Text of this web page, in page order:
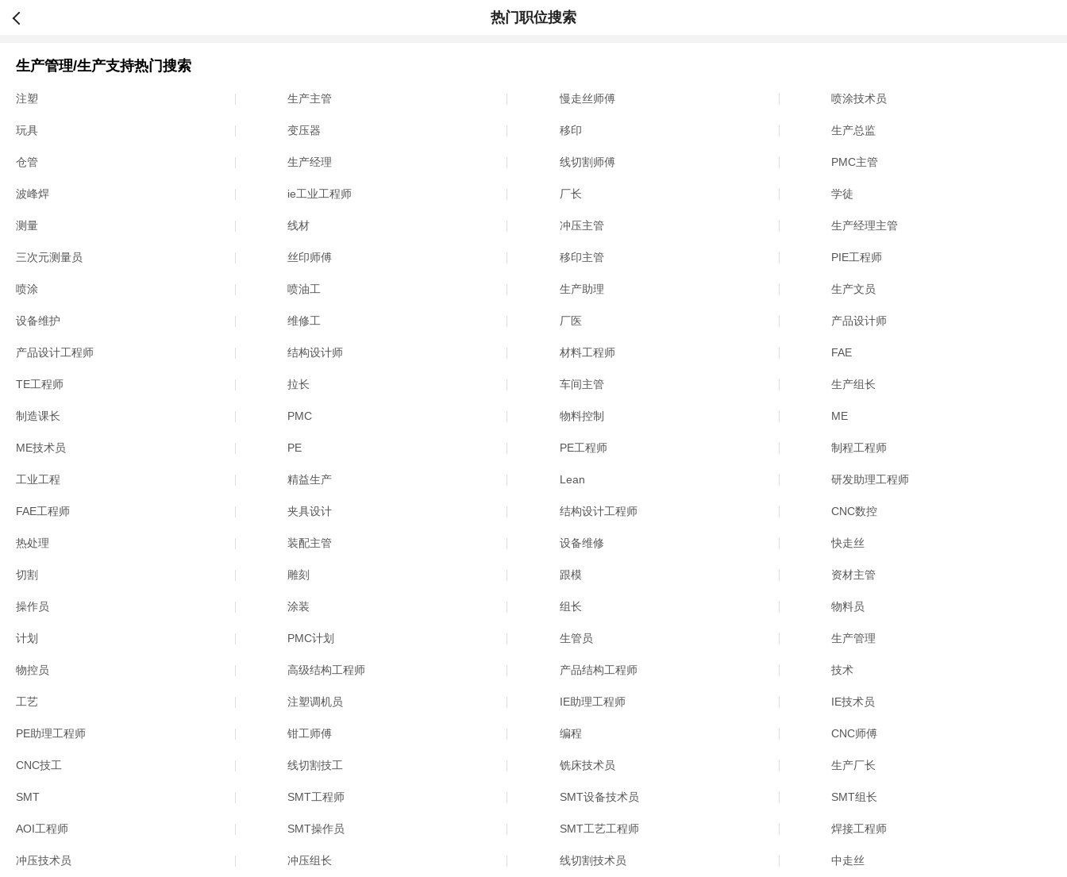
热门职位搜索
生产管理/生产支持热门搜索
注塑 生产主管 慢走丝师傅 喷涂技术员
玩具 变压器 移印 生产总监
仓管 生产经理 线切割师傅 PMC主管
波峰焊 ie工业工程师 厂长 学徒
测量 线材 冲压主管 生产经理主管
三次元测量员 丝印师傅 移印主管 PIE工程师
喷涂 喷油工 生产助理 生产文员
设备维护 维修工 厂医 产品设计师
产品设计工程师 结构设计师 材料工程师 FAE
TE工程师 拉长 车间主管 生产组长
制造课长 PMC 物料控制 ME
ME技术员 PE PE工程师 制程工程师
工业工程 精益生产 Lean 研发助理工程师
FAE工程师 夹具设计 结构设计工程师 CNC数控
热处理 装配主管 设备维修 快走丝
切割 雕刻 跟模 资材主管
操作员 涂装 组长 物料员
计划 PMC计划 生管员 生产管理
物控员 高级结构工程师 产品结构工程师 技术
工艺 注塑调机员 IE助理工程师 IE技术员
PE助理工程师 钳工师傅 编程 CNC师傅
CNC技工 线切割技工 铣床技术员 生产厂长
SMT SMT工程师 SMT设备技术员 SMT组长
AOI工程师 SMT操作员 SMT工艺工程师 焊接工程师
冲压技术员 冲压组长 线切割技术员 中走丝